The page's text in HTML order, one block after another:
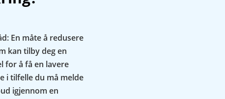
En måte å redusere
kan tilby deg en
for å få en lavere
i tilfelle du må melde
igjennom en